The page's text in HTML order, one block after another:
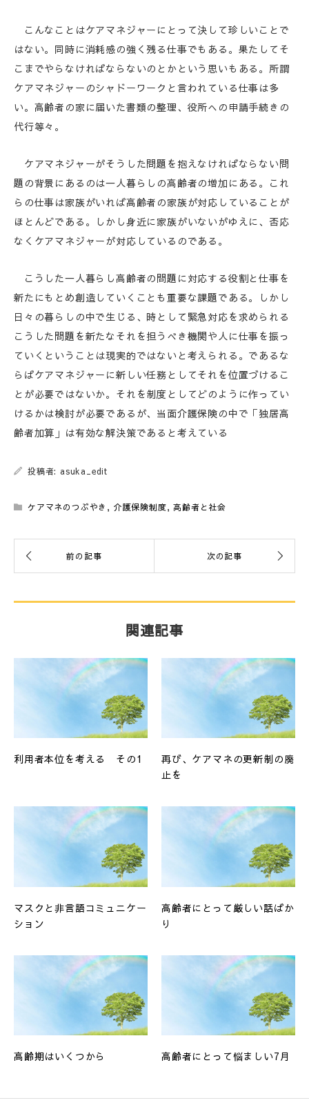
こんなことはケアマネジャーにとって決して珍しいことで
はない。同時に消耗感の強く残る仕事でもある。果たしてそ
こまでやらなければならないのとかという思いもある。所謂
ケアマネジャーのシャドーワークと言われている仕事は多
い。高齢者の家に届いた書類の整理、役所への申請手続きの
代行等々。
ケアマネジャーがそうした問題を抱えなければならない問
題の背景にあるのは一人暮らしの高齢者の増加にある。これ
らの仕事は家族がいれば高齢者の家族が対応していることが
ほとんどである。しかし身近に家族がいないがゆえに、否応
なくケアマネジャーが対応しているのである。
こうした一人暮らし高齢者の問題に対応する役割と仕事を
新たにもとめ創造していくことも重要な課題である。しかし
日々の暮らしの中で生じる、時として緊急対応を求められる
こうした問題を新たなそれを担うべき機関や人に仕事を振っ
ていくということは現実的ではないと考えられる。であるな
らばケアマネジャーに新しい任務としてそれを位置づけるこ
とが必要ではないか。それを制度としてどのように作ってい
けるかは検討が必要であるが、当面介護保険の中で「独居高
齢者加算」は有効な解決策であると考えている
投稿者: asuka_edit
ケアマネのつぶやき , 介護保険制度,高齢者と社会
関連記事
利用者本位を考える その1
再び、ケアマネの更新制の廃
止を
マスクと非言語コミュニケー
ション
高齢者にとって厳しい話ばか
り
高齢期はいくつから 高齢者にとって悩ましい7月